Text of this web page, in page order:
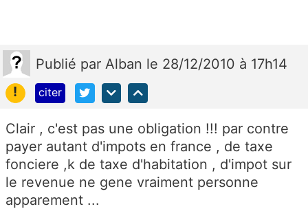
Publié par Alban le 28/12/2010 à 17h14
!
citer
Clair , c'est pas une obligation !!! par contre
payer autant d'impots en france , de taxe
fonciere ,k de taxe d'habitation , d'impot sur
le revenue ne gene vraiment personne
apparement ...